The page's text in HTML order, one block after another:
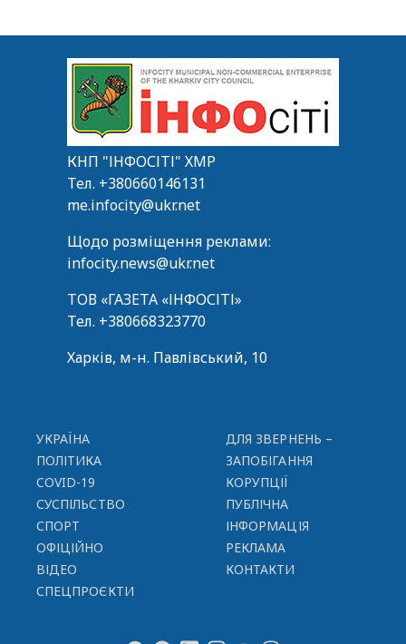
КНП "ІНФОСІТІ" ХМР
Тел. +380660146131
me.infocity@ukr.net
Щодо розміщення реклами:
infocity.news@ukr.net
ТОВ «ГАЗЕТА «ІНФОСІТІ»
Тел. +380668323770
Харків, м-н. Павлівський, 10
УКРАЇНА
ПОЛІТИКА
COVID-19
СУСПІЛЬСТВО
СПОРТ
ОФІЦІЙНО
ВІДЕО
СПЕЦПРОЄКТИ
ДЛЯ ЗВЕРНЕНЬ –
ЗАПОБІГАННЯ
КОРУПЦІЇ
ПУБЛІЧНА
ІНФОРМАЦІЯ
РЕКЛАМА
КОНТАКТИ